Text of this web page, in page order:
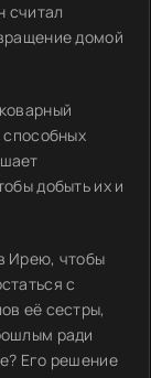
считал
домой
способных
добыть их и
Ирею, чтобы
с
её сестры,
ради
Его решение